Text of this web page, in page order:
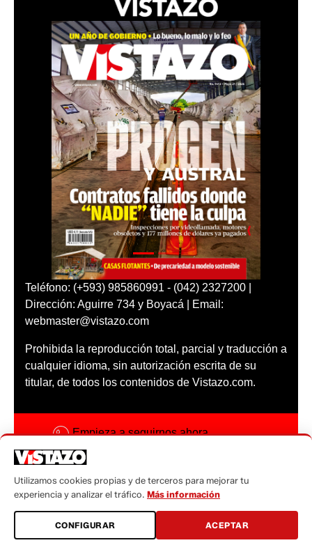
Teléfono: (+593) 985860991 - (042) 2327200 |
Dirección: Aguirre 734 y Boyacá | Email:
webmaster@vistazo.com
Prohibida la reproducción total, parcial y traducción a
cualquier idioma, sin autorización escrita de su
titular, de todos los contenidos de Vistazo.com.
Empieza a seguirnos ahora
Código ética
Sugerencias a:
sugerencias@vistazo.com
Utilizamos cookies propias y de terceros para mejorar tu
experiencia y analizar el tráfico. Más información
CONFIGURAR ACEPTAR